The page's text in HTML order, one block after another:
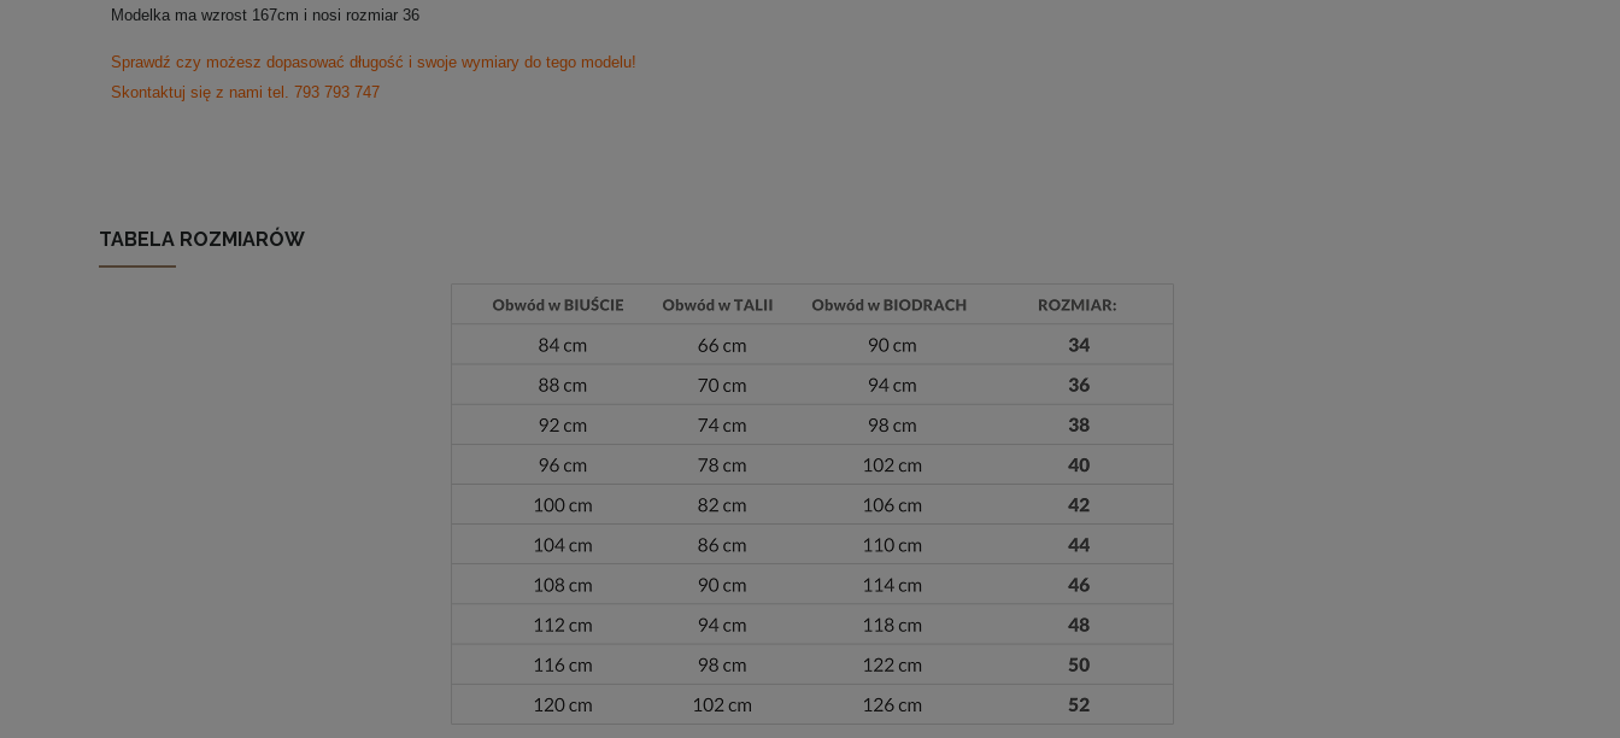
Modelka ma wzrost 167cm i nosi rozmiar 36
Sprawdź czy możesz dopasować długość i swoje wymiary do tego modelu!
Skontaktuj się z nami tel. 793 793 747
TABELA ROZMIARÓW